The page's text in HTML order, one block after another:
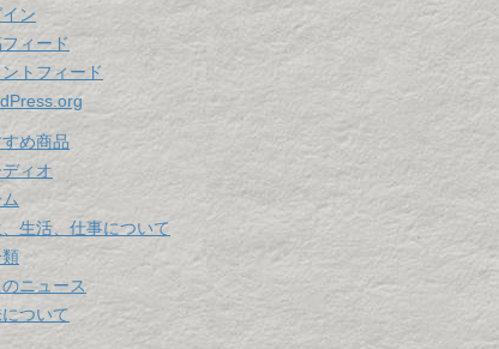
ン
ィード
ントフィード
め商品
ィオ
生活、仕事について
ニュース
ついて